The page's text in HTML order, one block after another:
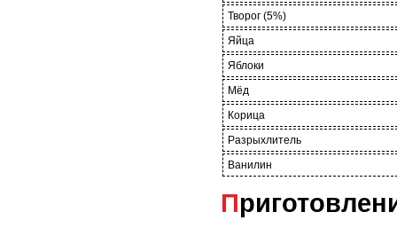
Творог (5%)
Яйца
Яблоки
Мёд
Корица
Разрыхлитель
Ванилин